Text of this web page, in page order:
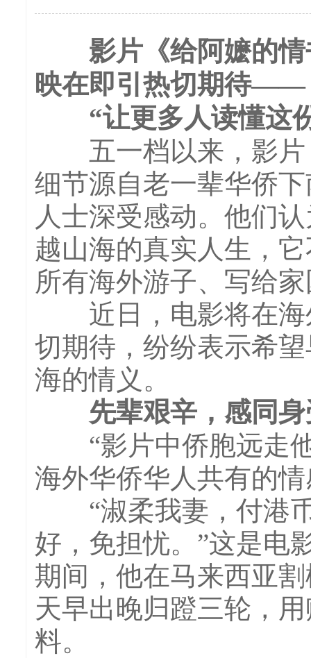
影片《给阿嬷的情
映在即引热切期待——
“让更多人读懂这
五一档以来，影片
细节源自老一辈华侨
人士深受感动。他们
越山海的真实人生，
所有海外游子、写给
近日，电影将在海
切期待，纷纷表示希
海的情义。
先辈艰辛，感同身
“影片中侨胞远走他
海外华侨华人共有的情
“淑柔我妻，付港币
好，免担忧。”这是电
期间，他在马来西亚
天早出晚归蹬三轮，
料。